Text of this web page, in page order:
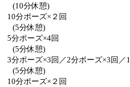
憩)
10分ポーズ×２回
憩)
5分ポーズ×4回
憩)
3分ポーズ×3回／2分ポーズ×3回／
憩)
10分ポーズ×２回